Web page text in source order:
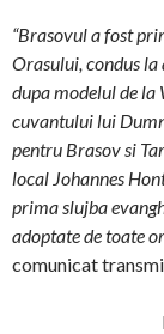
“Brasovul a fost
Orasului, condus la
dupa modelul de
cuvantului lui
pentru Brasov si
local Johannes
prima slujba
adoptate de toate
comunicat